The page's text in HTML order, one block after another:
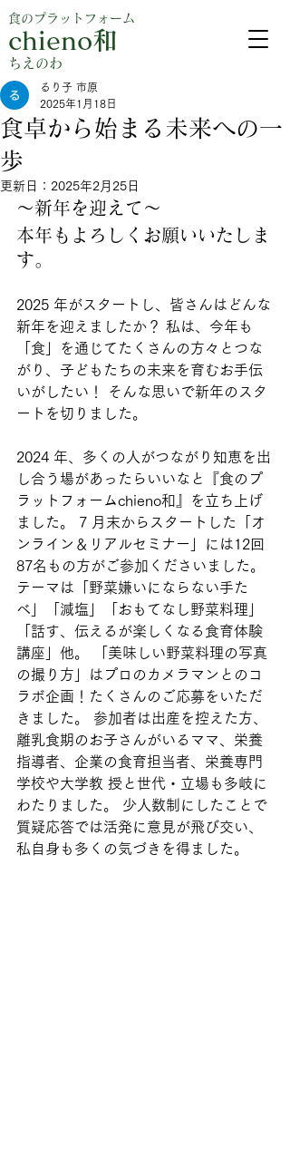
食のプラットフォーム
chieno和
​ちえのわ
食卓から始まる未来への一
歩
るり子 市原
2025年1月18日
更新日： 2025年2月25日
～新年を迎えて～
本年もよろしくお願いいたしま
す。
2025 年がスタートし、皆さんはどんな
新年を迎えましたか？ 私は、今年も
「食」を通じてたくさんの方々とつな
がり、子どもたちの未来を育むお手伝
いがしたい！ そんな思いで新年のスタ
ートを切りました。
2024 年、多くの人がつながり知恵を出
し合う場があったらいいなと『食のプ
ラットフォームchieno和』を立ち上げ
ました。 7 月末からスタートした「オ
ンライン＆リアルセミナー」には12回
87名もの方がご参加くださいました。
テーマは「野菜嫌いにならない手た
べ」「減塩」「おもてなし野菜料理」
「話す、伝えるが楽しくなる食育体験
講座」他。 「美味しい野菜料理の写真
の撮り方」はプロのカメラマンとのコ
ラボ企画！たくさんのご応募をいただ
きました。 参加者は出産を控えた方、
離乳食期のお子さんがいるママ、栄養
指導者、企業の食育担当者、栄養専門
学校や大学教 授と世代・立場も多岐に
わたりました。 少人数制にしたことで
質疑応答では活発に意見が飛び交い、
私自身も多くの気づきを得ました。